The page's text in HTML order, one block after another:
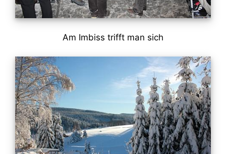
Am Imbiss trifft man sich